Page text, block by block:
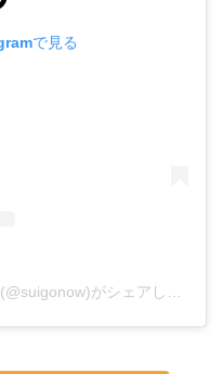
で見る
スイゴウナウ｜水のまち旅ガイド(@suigonow)がシェアした投稿